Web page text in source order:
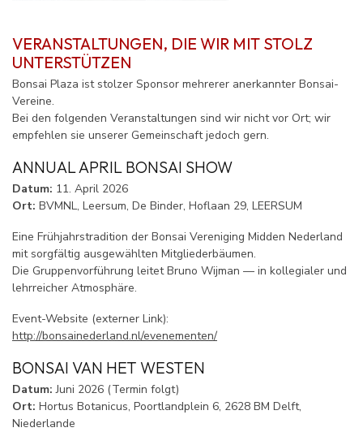
VERANSTALTUNGEN, DIE WIR MIT STOLZ
UNTERSTÜTZEN
Bonsai Plaza ist stolzer Sponsor mehrerer anerkannter Bonsai-
Vereine.
Bei den folgenden Veranstaltungen sind wir nicht vor Ort; wir
empfehlen sie unserer Gemeinschaft jedoch gern.
ANNUAL APRIL BONSAI SHOW
Datum: 11. April 2026
Ort: BVMNL, Leersum, De Binder, Hoflaan 29, LEERSUM
Eine Frühjahrstradition der Bonsai Vereniging Midden Nederland
mit sorgfältig ausgewählten Mitgliederbäumen.
Die Gruppenvorführung leitet Bruno Wijman — in kollegialer und
lehrreicher Atmosphäre.
Event-Website (externer Link):
http://bonsainederland.nl/evenementen/
BONSAI VAN HET WESTEN
Datum: Juni 2026 (Termin folgt)
Ort: Hortus Botanicus, Poortlandplein 6, 2628 BM Delft,
Niederlande